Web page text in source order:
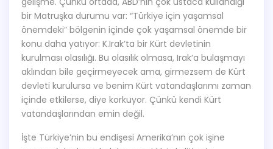
bir Matruşka durumu var: “Türkiye için yaşamsal
önemdeki” bölgenin içinde çok yaşamsal önemde bir
konu daha yatıyor: K.Irak’ta bir Kürt devletinin
kurulması olasılığı. Bu olasılık olmasa, Irak’a bulaşmayı
aklından bile geçirmeyecek ama, girmezsem de Kürt
devleti kurulursa ve benim Kürt vatandaşlarımı zaman
içinde etkilerse, diye korkuyor. Çünkü kendi Kürt
vatandaşlarından emin değil.
İşte Türkiye’nin bu endişesi Amerika’nın çok işine